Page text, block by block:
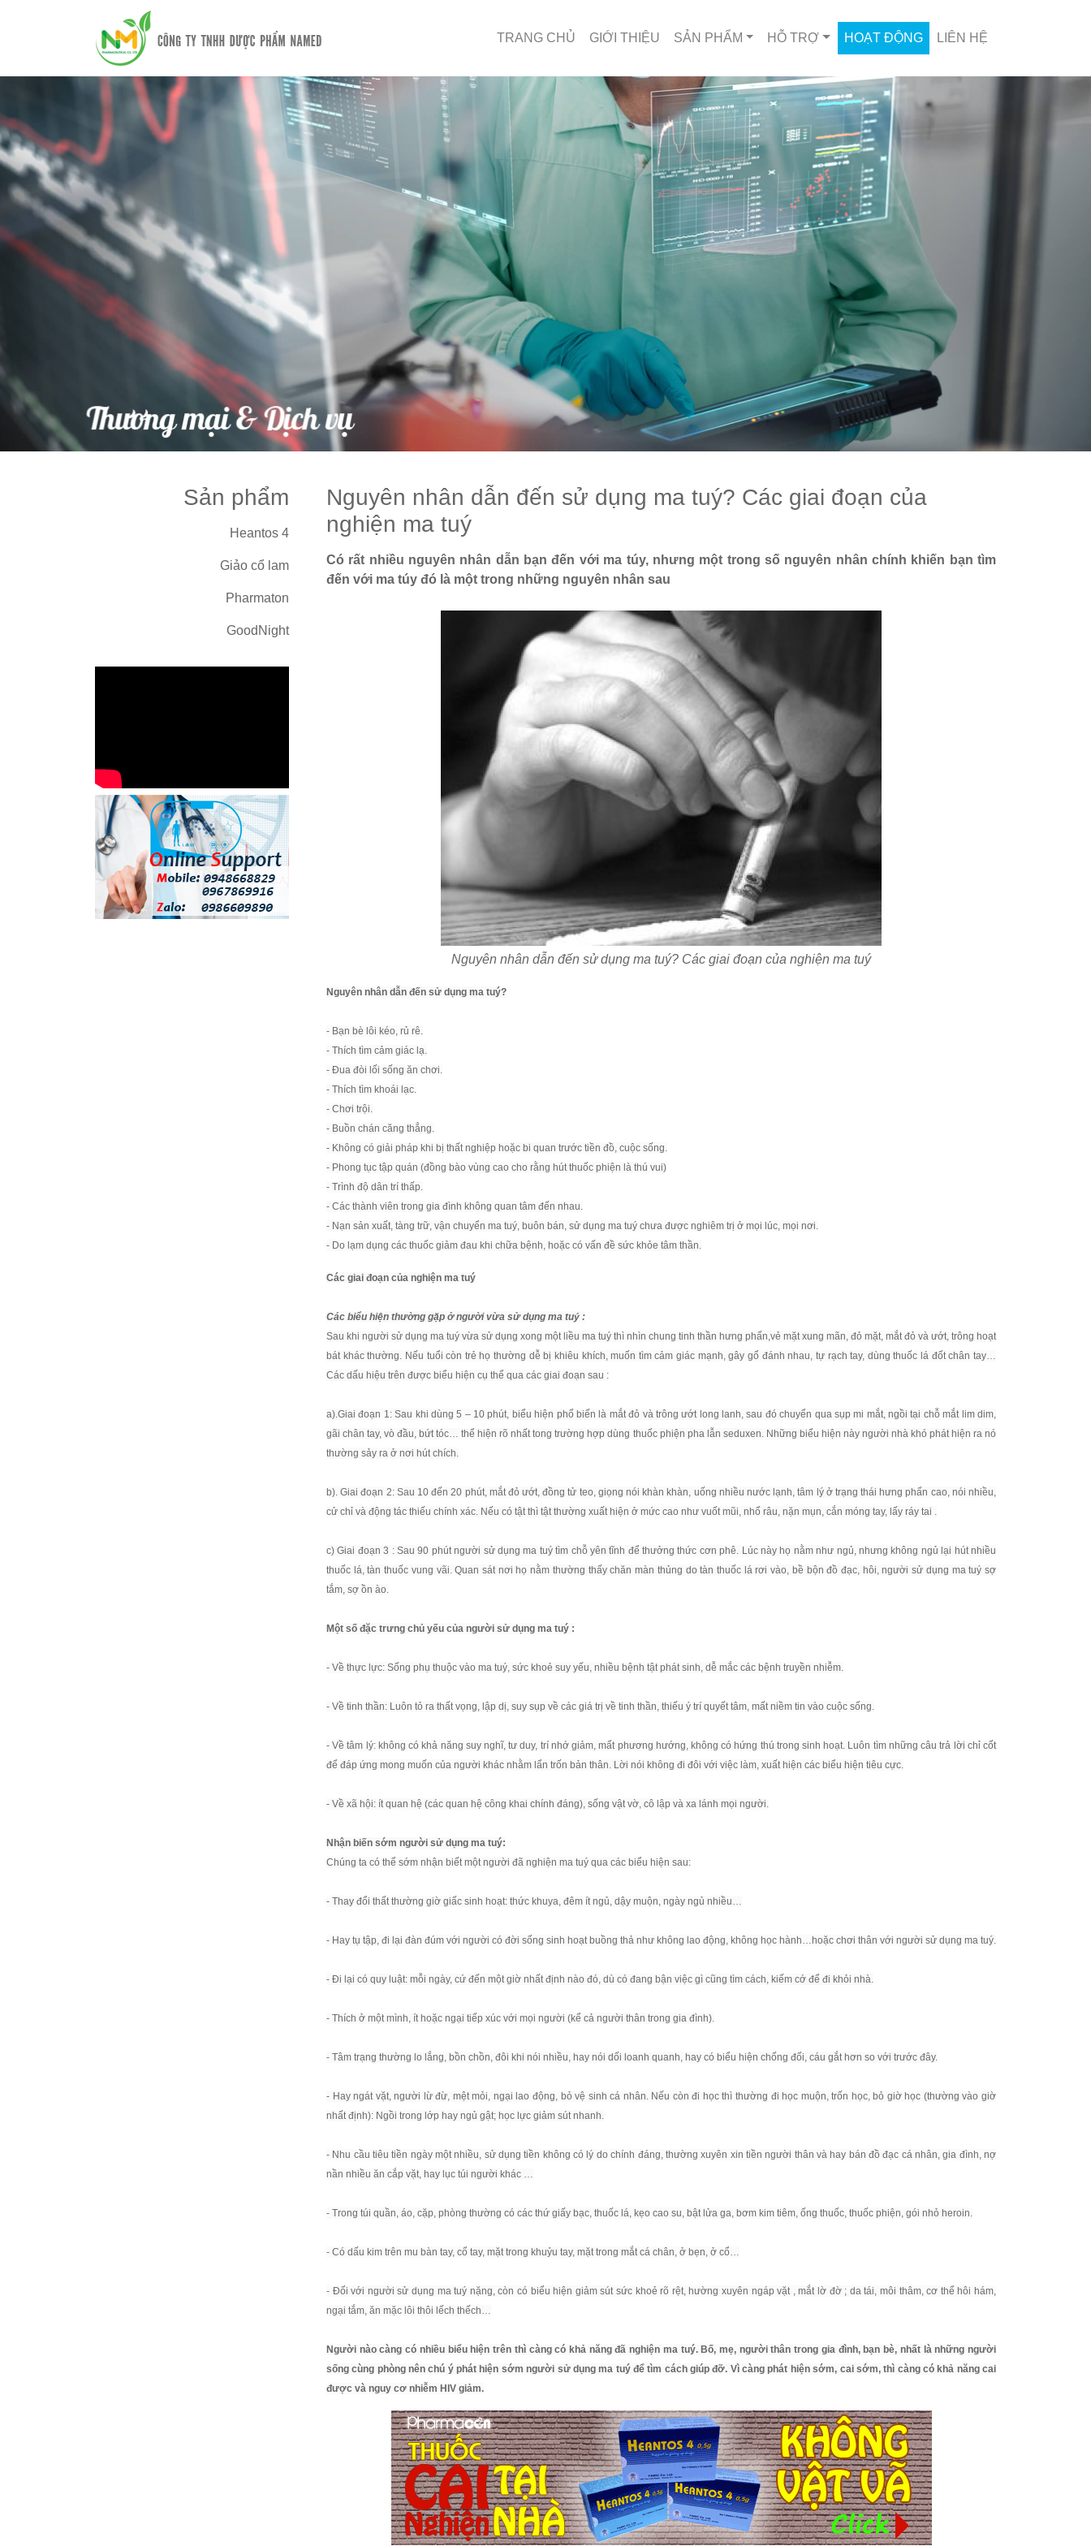
TRANG CHỦ GIỚI THIỆU SẢN PHẨM HỖ TRỢ HOẠT ĐỘNG LIÊN HỆ
Sản phẩm
Heantos 4
Giảo cổ lam
Pharmaton
GoodNight
Nguyên nhân dẫn đến sử dụng ma tuý? Các giai đoạn của
nghiện ma tuý
Có rất nhiều nguyên nhân dẫn bạn đến với ma túy, nhưng một trong số nguyên nhân chính khiến bạn tìm
đến với ma túy đó là một trong những nguyên nhân sau
Nguyên nhân dẫn đến sử dụng ma tuý? Các giai đoạn của nghiện ma tuý
Nguyên nhân dẫn đến sử dụng ma tuý?
- Bạn bè lôi kéo, rủ rê.
- Thích tìm cảm giác lạ.
- Ðua đòi lối sống ăn chơi.
- Thích tìm khoái lạc.
- Chơi trội.
- Buồn chán căng thẳng.
- Không có giải pháp khi bị thất nghiệp hoặc bi quan trước tiền đồ, cuộc sống.
- Phong tục tập quán (đồng bào vùng cao cho rằng hút thuốc phiện là thú vui)
- Trình độ dân trí thấp.
- Các thành viên trong gia đình không quan tâm đến nhau.
- Nạn sản xuất, tàng trữ, vận chuyển ma tuý, buôn bán, sử dụng ma tuý chưa được nghiêm trị ở mọi lúc, mọi nơi.
- Do lạm dụng các thuốc giảm đau khi chữa bệnh, hoặc có vấn đề sức khỏe tâm thần.
Các giai đoạn của nghiện ma tuý
Các biểu hiện thường gặp ở người vừa sử dụng ma tuý :
Sau khi người sử dụng ma tuý vừa sử dụng xong một liều ma tuý thì nhìn chung tinh thần hưng phấn,vẻ mặt xung mãn, đỏ mặt, mắt đỏ và ướt, trông hoạt
bát khác thường. Nếu tuổi còn trẻ họ thường dễ bị khiêu khích, muốn tìm cảm giác mạnh, gây gổ đánh nhau, tự rạch tay, dùng thuốc lá đốt chân tay…
Các dấu hiệu trên được biểu hiện cụ thể qua các giai đoạn sau :
a).Giai đoạn 1: Sau khi dùng 5 – 10 phút, biểu hiện phổ biến là mắt đỏ và trông ướt long lanh, sau đó chuyển qua sụp mi mắt, ngồi tại chỗ mắt lim dim,
gãi chân tay, vò đầu, bứt tóc… thể hiện rõ nhất tong trường hợp dùng thuốc phiện pha lẫn seduxen. Những biểu hiện này người nhà khó phát hiện ra nó
thường sảy ra ở nơi hút chích.
b). Giai đoạn 2: Sau 10 đến 20 phút, mắt đỏ ướt, đồng tử teo, giọng nói khàn khàn, uống nhiều nước lạnh, tâm lý ở trạng thái hưng phấn cao, nói nhiều,
cử chỉ và động tác thiếu chính xác. Nếu có tật thì tật thường xuất hiện ở mức cao như vuốt mũi, nhổ râu, nặn mụn, cắn móng tay, lấy ráy tai .
c) Giai đoạn 3 : Sau 90 phút người sử dụng ma tuý tìm chỗ yên tĩnh để thưởng thức cơn phê. Lúc này họ nằm như ngủ, nhưng không ngủ lại hút nhiều
thuốc lá, tàn thuốc vung vãi. Quan sát nơi họ nằm thường thấy chăn màn thủng do tàn thuốc lá rơi vào, bề bộn đồ đạc, hôi, người sử dụng ma tuý sợ
tắm, sợ ồn ào.
Một số đặc trưng chủ yếu của người sử dụng ma tuý :
- Về thực lực: Sống phụ thuộc vào ma tuý, sức khoẻ suy yếu, nhiều bệnh tật phát sinh, dễ mắc các bệnh truyền nhiễm.
- Về tinh thần: Luôn tỏ ra thất vọng, lập dị, suy sụp về các giá trị về tinh thần, thiếu ý trí quyết tâm, mất niềm tin vào cuộc sống.
- Về tâm lý: không có khả năng suy nghĩ, tư duy, trí nhớ giảm, mất phương hướng, không có hứng thú trong sinh hoạt. Luôn tìm những câu trả lời chỉ cốt
để đáp ứng mong muốn của người khác nhằm lẩn trốn bản thân. Lời nói không đi đôi với việc làm, xuất hiện các biểu hiện tiêu cực.
- Về xã hội: ít quan hệ (các quan hệ công khai chính đáng), sống vật vờ, cô lập và xa lánh mọi người.
Nhận biến sớm người sử dụng ma tuý:
Chúng ta có thể sớm nhận biết một người đã nghiện ma tuý qua các biểu hiện sau:
- Thay đổi thất thường giờ giấc sinh hoạt: thức khuya, đêm ít ngủ, dậy muộn, ngày ngủ nhiều…
- Hay tụ tập, đi lại đàn đúm với người có đời sống sinh hoạt buồng thả như không lao động, không học hành…hoặc chơi thân với người sử dụng ma tuý.
- Đi lại có quy luật: mỗi ngày, cứ đến một giờ nhất định nào đó, dù có đang bận việc gì cũng tìm cách, kiếm cớ để đi khỏi nhà.
- Thích ở một mình, ít hoặc ngại tiếp xúc với mọi người (kể cả người thân trong gia đình).
- Tâm trạng thường lo lắng, bồn chồn, đôi khi nói nhiều, hay nói dối loanh quanh, hay có biểu hiện chống đối, cáu gắt hơn so với trước đây.
- Hay ngát vặt, người lừ đừ, mệt mỏi, ngại lao động, bỏ vệ sinh cá nhân. Nếu còn đi học thì thường đi học muộn, trốn học, bỏ giờ học (thường vào giờ
nhất định): Ngồi trong lớp hay ngủ gật; học lực giảm sút nhanh.
- Nhu cầu tiêu tiền ngày một nhiều, sử dụng tiền không có lý do chính đáng, thường xuyên xin tiền người thân và hay bán đồ đạc cá nhân, gia đình, nợ
nần nhiều ăn cắp vặt, hay lục túi người khác …
- Trong túi quần, áo, cặp, phòng thường có các thứ giấy bạc, thuốc lá, kẹo cao su, bật lửa ga, bơm kim tiêm, ống thuốc, thuốc phiện, gói nhỏ heroin.
- Có dấu kim trên mu bàn tay, cổ tay, mặt trong khuỷu tay, mặt trong mắt cá chân, ở bẹn, ở cổ…
- Đối với người sử dụng ma tuý nặng, còn có biểu hiện giảm sút sức khoẻ rõ rệt, hường xuyên ngáp vặt , mắt lờ đờ ; da tái, môi thâm, cơ thể hôi hám,
ngại tắm, ăn mặc lôi thôi lếch thếch…
Người nào càng có nhiều biểu hiện trên thì càng có khả năng đã nghiện ma tuý. Bố, mẹ, người thân trong gia đình, bạn bè, nhất là những người
sống cùng phòng nên chú ý phát hiện sớm người sử dụng ma tuý để tìm cách giúp đỡ. Vì càng phát hiện sớm, cai sớm, thì càng có khả năng cai
được và nguy cơ nhiễm HIV giảm.